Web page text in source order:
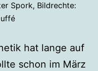
Spork, Bildrechte:
hat lange auf
schon im März